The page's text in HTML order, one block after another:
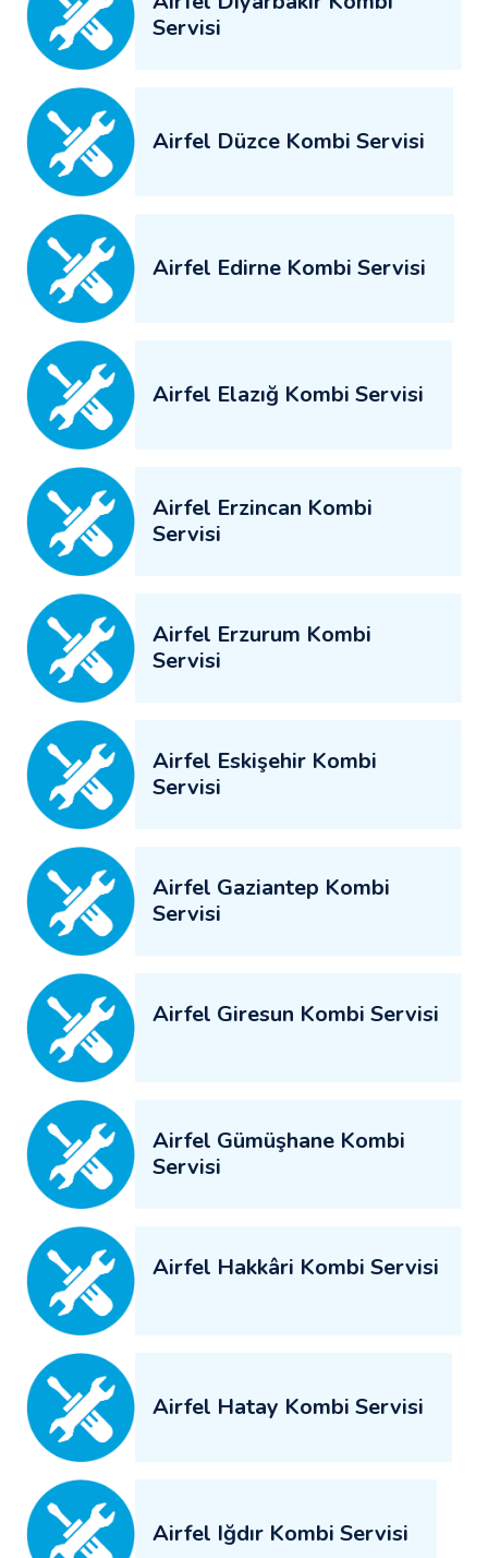
Servisi
Airfel Düzce Kombi Servisi
Airfel Edirne Kombi Servisi
Airfel Elazığ Kombi Servisi
Airfel Erzincan Kombi
Servisi
Airfel Erzurum Kombi
Servisi
Airfel Eskişehir Kombi
Servisi
Airfel Gaziantep Kombi
Servisi
Airfel Giresun Kombi Servisi
Airfel Gümüşhane Kombi
Servisi
Airfel Hakkâri Kombi Servisi
Airfel Hatay Kombi Servisi
Airfel Iğdır Kombi Servisi